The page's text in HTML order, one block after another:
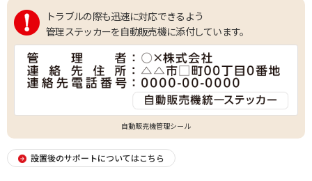
トラブルの際も迅速に対応できるよう
管理ステッカーを自動販売機に添付しています。
自動販売機管理シール
設置後のサポートについてはこちら